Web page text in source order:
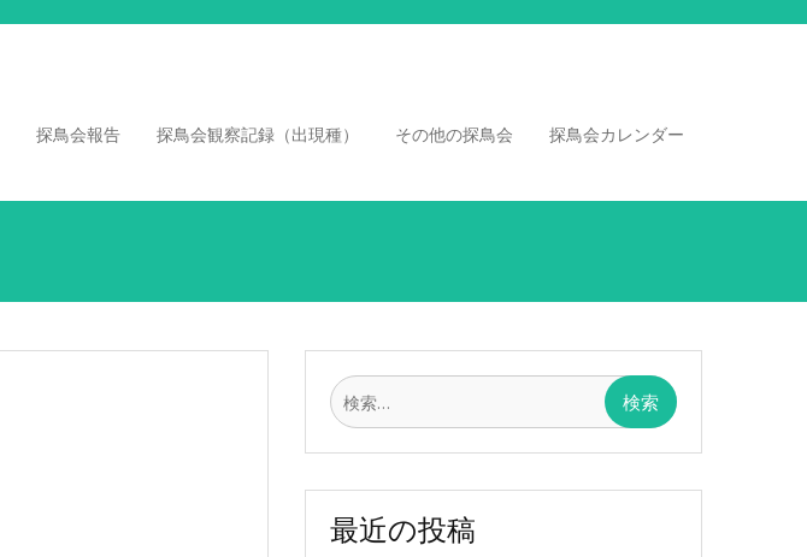
探鳥会報告 探鳥会観察記録（出現種） その他の探鳥会 探鳥会カレンダー
検
最近の投稿